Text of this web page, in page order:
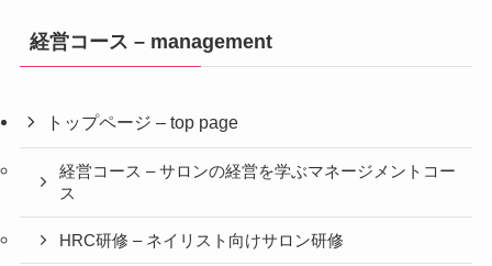
経営コース – management
トップページ – top page
経営コース – サロンの経営を学ぶマネージメントコー
ス
HRC研修 – ネイリスト向けサロン研修